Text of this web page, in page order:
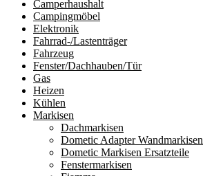
Camperhaushalt
Campingmöbel
Elektronik
Fahrrad-/Lastenträger
Fahrzeug
Fenster/Dachhauben/Tür
Gas
Heizen
Kühlen
Markisen
Dachmarkisen
Dometic Adapter Wandmarkisen
Dometic Markisen Ersatzteile
Fenstermarkisen